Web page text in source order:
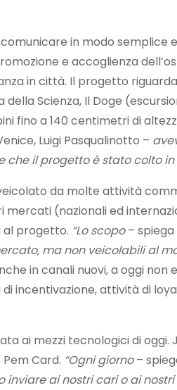
in modo semplice
e accoglienza
in città. Il progetto
Scienza, Il Doge
fino a 140 centimetri di
Luigi Pasqualinotto –
che il progetto è stato colto in
da molte attività
(nazionali ed
al progetto. “Lo scopo– spiega
ma non veicolabili al
in canali nuovi, a oggi
incentivazione, attività di
ai mezzi tecnologici di
Card. “Ogni giorno–
inviare ai nostri cari o ai